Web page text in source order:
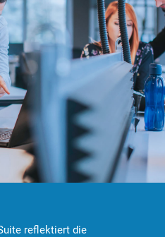
reflektiert die